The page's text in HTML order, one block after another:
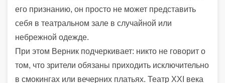
его признанию, он просто не может представить
себя в театральном зале в случайной или
небрежной одежде.
При этом Верник подчеркивает: никто не говорит о
том, что зрители обязаны приходить исключительно
в смокингах или вечерних платьях. Театр XXI века